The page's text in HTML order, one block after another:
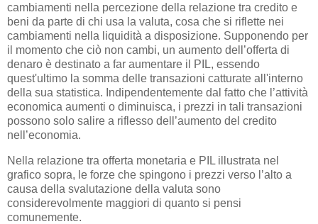
cambiamenti nella percezione della relazione tra credito e
beni da parte di chi usa la valuta, cosa che si riflette nei
cambiamenti nella liquidità a disposizione. Supponendo per
il momento che ciò non cambi, un aumento dell’offerta di
denaro è destinato a far aumentare il PIL, essendo
quest'ultimo la somma delle transazioni catturate all'interno
della sua statistica. Indipendentemente dal fatto che l’attività
economica aumenti o diminuisca, i prezzi in tali transazioni
possono solo salire a riflesso dell’aumento del credito
nell’economia.
Nella relazione tra offerta monetaria e PIL illustrata nel
grafico sopra, le forze che spingono i prezzi verso l’alto a
causa della svalutazione della valuta sono
considerevolmente maggiori di quanto si pensi
comunemente.